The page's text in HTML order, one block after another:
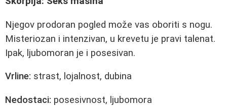
Njegov prodoran pogled može vas oboriti s nogu.
Misteriozan i intenzivan, u krevetu je pravi talenat.
Ipak, ljubomoran je i posesivan.
Vrline: strast, lojalnost, dubina
Nedostaci: posesivnost, ljubomora